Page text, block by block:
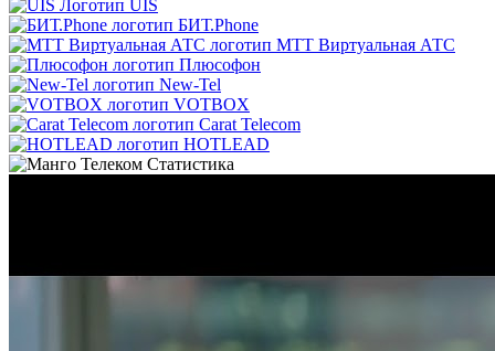
UIS
БИТ.Phone
МТТ Виртуальная АТС
Плюсофон
New-Tel
VOTBOX
Carat Telecom
HOTLEAD